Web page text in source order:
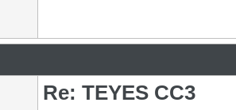
Re: TEYES CC3